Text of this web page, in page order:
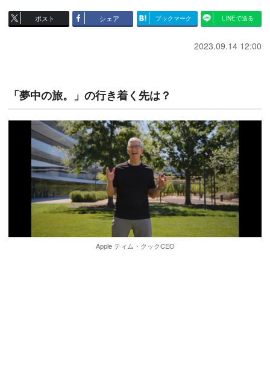
ポスト シェア ブックマーク LINEで送る
2023.09.14 12:00
「夢中の旅。」の行き着く先は？
Apple ティム・クックCEO